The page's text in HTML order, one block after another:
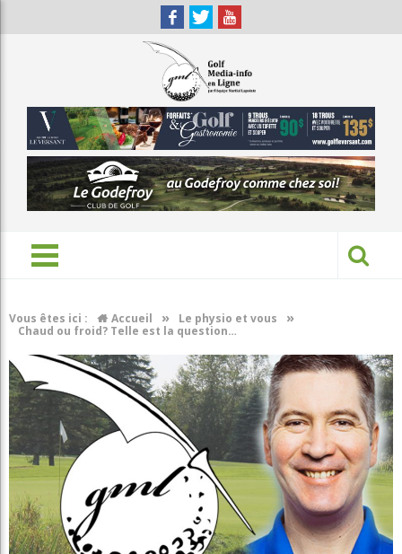
Vous êtes ici : Accueil » Le physio et vous »
Chaud ou froid? Telle est la question…